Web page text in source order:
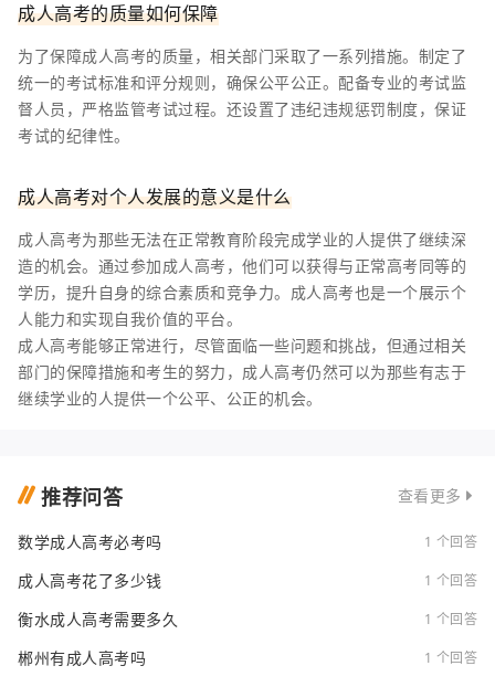
成人高考的质量如何保障
为了保障成人高考的质量，相关部门采取了一系列措施。制定了
统一的考试标准和评分规则，确保公平公正。配备专业的考试监
督人员，严格监管考试过程。还设置了违纪违规惩罚制度，保证
考试的纪律性。
成人高考对个人发展的意义是什么
成人高考为那些无法在正常教育阶段完成学业的人提供了继续深
造的机会。通过参加成人高考，他们可以获得与正常高考同等的
学历，提升自身的综合素质和竞争力。成人高考也是一个展示个
人能力和实现自我价值的平台。
成人高考能够正常进行，尽管面临一些问题和挑战，但通过相关
部门的保障措施和考生的努力，成人高考仍然可以为那些有志于
继续学业的人提供一个公平、公正的机会。
推荐问答 查看更多
数学成人高考必考吗 1 个回答
成人高考花了多少钱 1 个回答
衡水成人高考需要多久 1 个回答
郴州有成人高考吗 1 个回答